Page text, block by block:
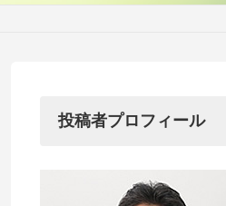
投稿者プロフィール